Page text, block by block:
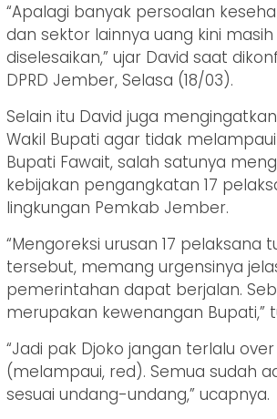
“Apalagi banyak persoalan
dan sektor lainnya uang kini
diselesaikan,” ujar David saat
DPRD Jember, Selasa (18/03).
Selain itu David juga
Wakil Bupati agar tidak
Bupati Fawait, salah satunya
kebijakan pengangkatan 17
lingkungan Pemkab Jember.
“Mengoreksi urusan 17 pelaksana
tersebut, memang urgensinya
pemerintahan dapat berjalan.
merupakan kewenangan Bupati,”
“Jadi pak Djoko jangan terlalu
(melampaui, red). Semua sudah
sesuai undang-undang,” ucapnya.